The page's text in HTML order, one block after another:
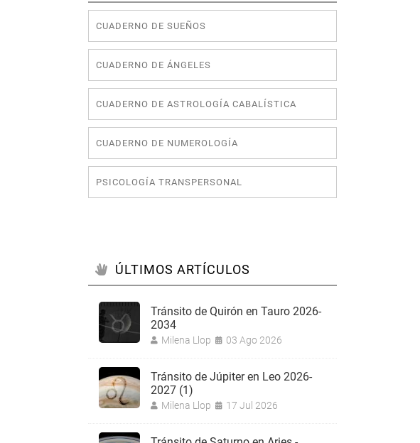
CUADERNO DE SUEÑOS
CUADERNO DE ÁNGELES
CUADERNO DE ASTROLOGÍA CABALÍSTICA
CUADERNO DE NUMEROLOGÍA
PSICOLOGÍA TRANSPERSONAL
ÚLTIMOS ARTÍCULOS
Tránsito de Quirón en Tauro 2026-
2034
Milena Llop 03 Ago 2026
Tránsito de Júpiter en Leo 2026-
2027 (1)
Milena Llop 17 Jul 2026